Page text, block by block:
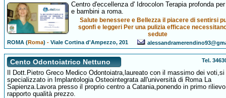
Centro d'eccellenza d' Idrocolon Terapia profonda
e bambini a roma.
Salute benessere e Bellezza il piacere di sentirsi
sgonfi e leggeri Per una pulizia efficace
sedute
ROMA (Roma) -Viale Cortina d'Ampezzo, 201
Cento Odontoiatrico Nettuno Tel.
Il Dott.Pietro Greco Medico Odontoiatra,laureato con il massimo dei voti,si
specializzato in Implantologia Osteointegrata all'università di Roma La
Sapienza.Lavora presso il proprio centro a Catania,ponendo in primo
rapporto qualità prezzo.